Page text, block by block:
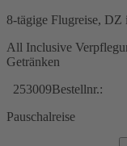
8-tägige Flugreise,
All Inclusive
Getränken
253009Bestellnr.:
Pauschalreise